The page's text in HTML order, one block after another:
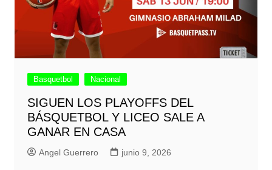
Basquetbol Nacional
SIGUEN LOS PLAYOFFS DEL
BÁSQUETBOL Y LICEO SALE A
GANAR EN CASA
Angel Guerrero junio 9, 2026